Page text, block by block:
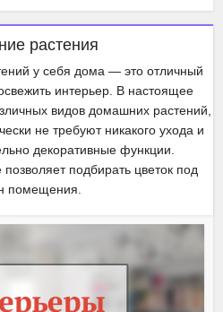
растения
у себя дома — это отличный
интерьер. В настоящее
видов домашних растений,
не требуют никакого ухода и
декоративные функции.
подбирать цветок под
помещения.